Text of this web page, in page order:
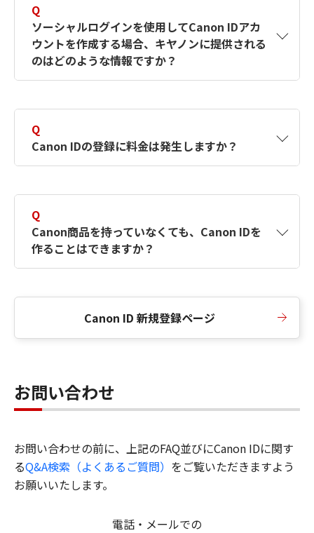
す。詳しい作成方法は【カメラ】Canon IDとは
何ですか？Canon IDの作成方法は？をご確認く
ださい。
Q
ソーシャルログインを使用してCanon IDアカ
ウントを作成する場合、キヤノンに提供される
のはどのような情報ですか？
択したサービスから取得します。アカウントを
簡単に作成できるように、この情報を使用して
Canon IDの登録フォームを入力します。
Q
Canon IDの登録に料金は発生しますか？
Q
Canon商品を持っていなくても、Canon IDを
作ることはできますか？
Canon ID 新規登録ページ
お問い合わせ
お問い合わせの前に、上記のFAQ並びにCanon IDに関す
るQ&A検索（よくあるご質問） をご覧いただきますよう
お願いいたします。
電話・メールでの